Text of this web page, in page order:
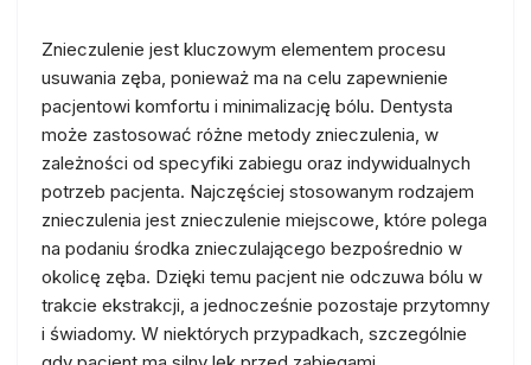
Znieczulenie jest kluczowym elementem procesu
usuwania zęba, ponieważ ma na celu zapewnienie
pacjentowi komfortu i minimalizację bólu. Dentysta
może zastosować różne metody znieczulenia, w
zależności od specyfiki zabiegu oraz indywidualnych
potrzeb pacjenta. Najczęściej stosowanym rodzajem
znieczulenia jest znieczulenie miejscowe, które polega
na podaniu środka znieczulającego bezpośrednio w
okolicę zęba. Dzięki temu pacjent nie odczuwa bólu w
trakcie ekstrakcji, a jednocześnie pozostaje przytomny
i świadomy. W niektórych przypadkach, szczególnie